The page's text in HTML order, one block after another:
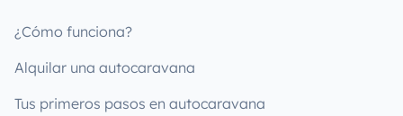
¿Cómo funciona?
Alquilar una autocaravana
Tus primeros pasos en autocaravana